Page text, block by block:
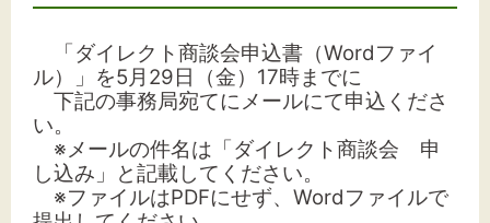
「ダイレクト商談会申込書（Wordファイ
ル）」を5月29日（金）17時までに
下記の事務局宛てにメールにて申込くださ
い。
※メールの件名は「ダイレクト商談会 申
し込み」と記載してください。
※ファイルはPDFにせず、Wordファイルで